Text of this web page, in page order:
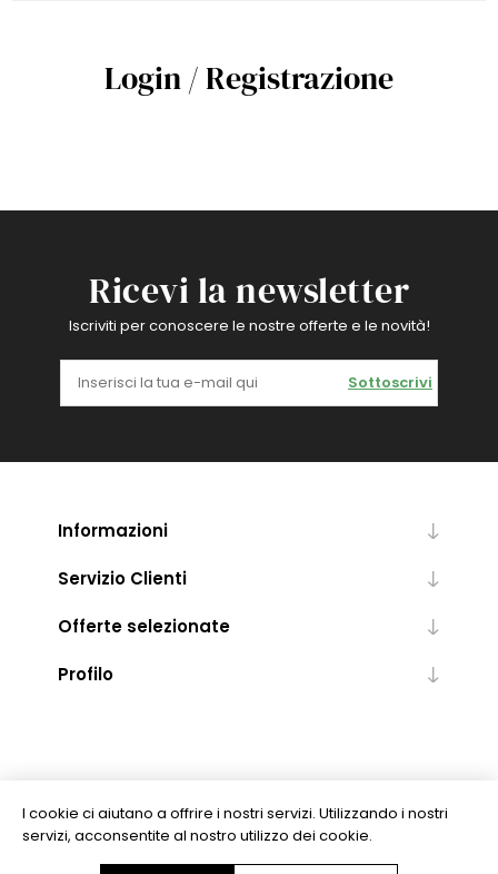
Login / Registrazione
Ricevi la newsletter
Iscriviti per conoscere le nostre offerte e le novità!
Sottoscrivi
Informazioni
Servizio Clienti
Offerte selezionate
Profilo
I cookie ci aiutano a offrire i nostri servizi. Utilizzando i nostri
servizi, acconsentite al nostro utilizzo dei cookie.